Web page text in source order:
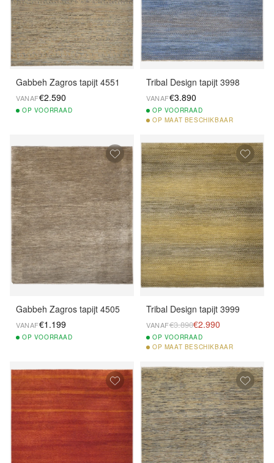
Gabbeh Zagros tapijt 4551
VANAF€2.590
OP VOORRAAD
Tribal Design tapijt 3998
VANAF€3.890
OP VOORRAAD
OP MAAT BESCHIKBAAR
Gabbeh Zagros tapijt 4505
VANAF€1.199
OP VOORRAAD
Tribal Design tapijt 3999
VANAF€3.890€2.990
OP VOORRAAD
OP MAAT BESCHIKBAAR